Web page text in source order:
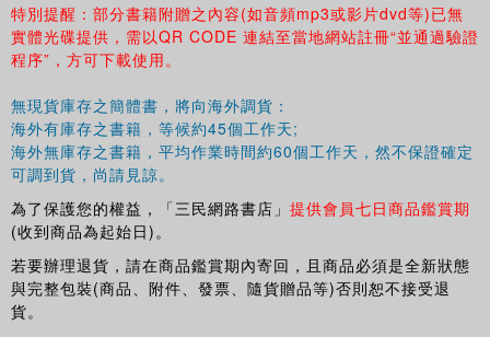
特別提醒：部分書籍附贈之內容(如音頻mp3或影片dvd等)已無
實體光碟提供，需以QR CODE 連結至當地網站註冊“並通過驗證
程序”，方可下載使用。
無現貨庫存之簡體書，將向海外調貨：
海外有庫存之書籍，等候約45個工作天;
海外無庫存之書籍，平均作業時間約60個工作天，然不保證確定
可調到貨，尚請見諒。
為了保護您的權益，「三民網路書店」 提供會員七日商品鑑賞期
(收到商品為起始日)。
若要辦理退貨，請在商品鑑賞期內寄回，且商品必須是全新狀態
與完整包裝(商品、附件、發票、隨貨贈品等)否則恕不接受退
貨。